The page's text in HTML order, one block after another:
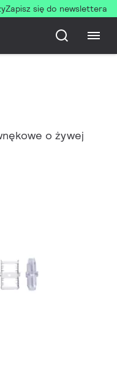
Zapisz się do newslettera
o żywej